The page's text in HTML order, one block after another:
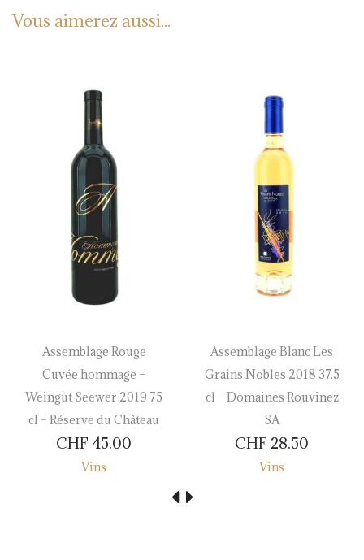
Vous aimerez aussi...
Assemblage Rouge
Cuvée hommage –
Weingut Seewer 2019 75
cl – Réserve du Château
CHF 45.00
Vins
Assemblage Blanc Les
Grains Nobles 2018 37.5
cl – Domaines Rouvinez
SA
CHF 28.50
Vins